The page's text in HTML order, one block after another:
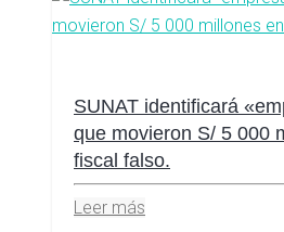
SUNAT identificará
que movieron S/ 5 000
fiscal falso.
Leer más